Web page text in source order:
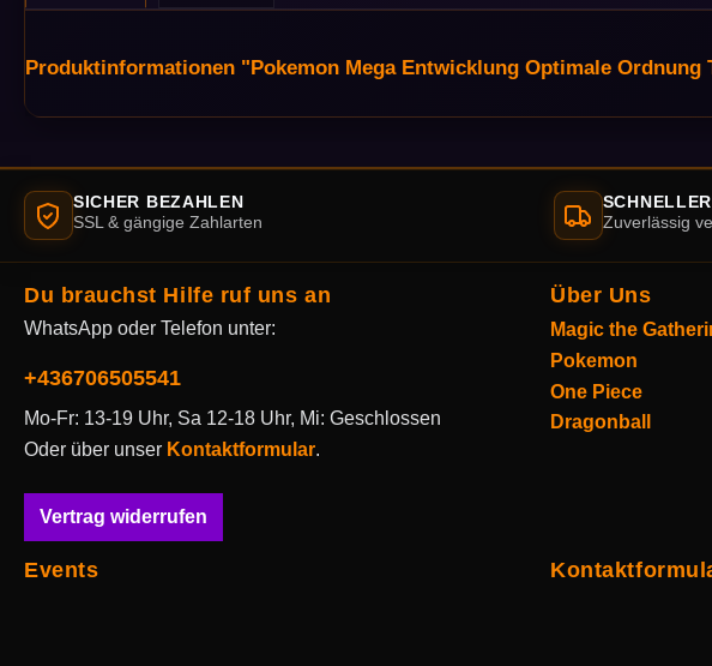
Produktinformationen "Pokemon Mega Entwicklung Optimale Ordnung
SICHER BEZAHLEN
SSL & gängige Zahlarten Zuverlässig
Du brauchst Hilfe ruf uns an
WhatsApp oder Telefon unter:
+436706505541
Mo-Fr: 13-19 Uhr, Sa 12-18 Uhr, Mi: Geschlossen
Oder über unser Kontaktformular.
Vertrag widerrufen
Über Uns
Magic the
Pokemon
One Piece
Dragonball
Events